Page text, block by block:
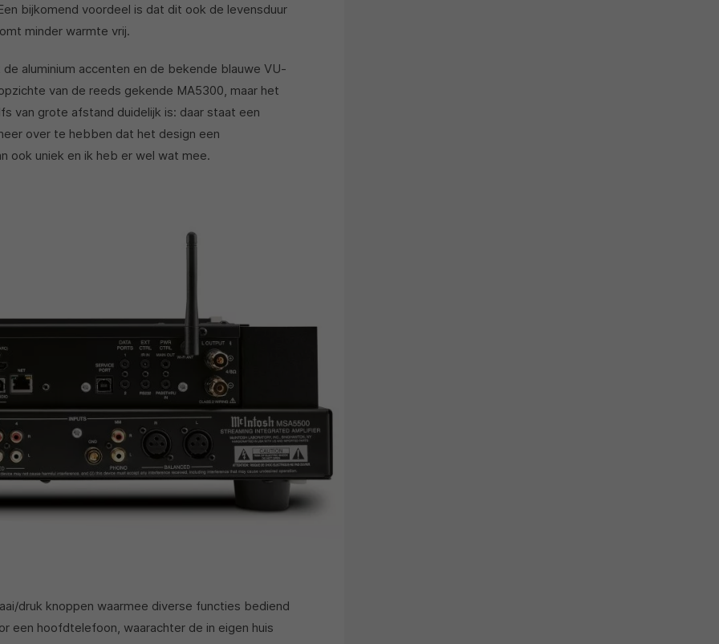
bijkomend voordeel is dat dit ook de levensduur
minder warmte vrij.
aluminium accenten en de bekende blauwe VU-
van de reeds gekende MA5300, maar het
van grote afstand duidelijk is: daar staat een
over te hebben dat het design een
ook uniek en ik heb er wel wat mee.
druk knoppen waarmee diverse functies bediend
een hoofdtelefoon, waarachter de in eigen huis